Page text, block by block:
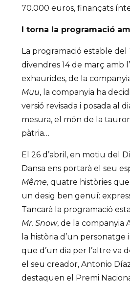
70.000 euros, finançats
I torna la programació
La programació estable
divendres 14 de març amb
exhaurides, de la
Muu, la companyia ha
versió revisada i posada al
mesura, el món de la
pàtria…
El 26 d’abril, en motiu del
Dansa ens portarà el seu
Même, quatre històries que
un desig ben genuí:
Tancarà la programació
Mr. Snow, de la companyia
la història d’un personatge
que d’un dia per l’altre va
el seu creador, Antonio
destaquen el Premi